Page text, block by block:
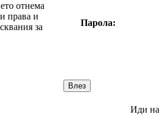
отнема
права и
за
Парола:
Иди